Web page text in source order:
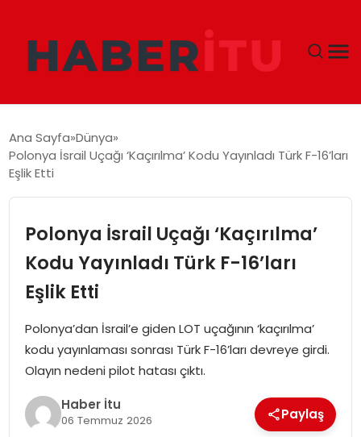
DÜNYA
TEKNOLOJI
EĞITIM
MAGAZIN
SPOR
Ana Sayfa Dünya
Polonya İsrail Uçağı ‘Kaçırılma’ Kodu Yayınladı Türk F-16’ları
Eşlik Etti
Polonya İsrail Uçağı ‘Kaçırılma’
Kodu Yayınladı Türk F-16’ları
Eşlik Etti
Polonya’dan İsrail’e giden LOT uçağının ‘kaçırılma’
kodu yayınlaması sonrası Türk F-16’ları devreye girdi.
Olayın nedeni pilot hatası çıktı.
Haber İtu
06 Temmuz 2026 Paylaş